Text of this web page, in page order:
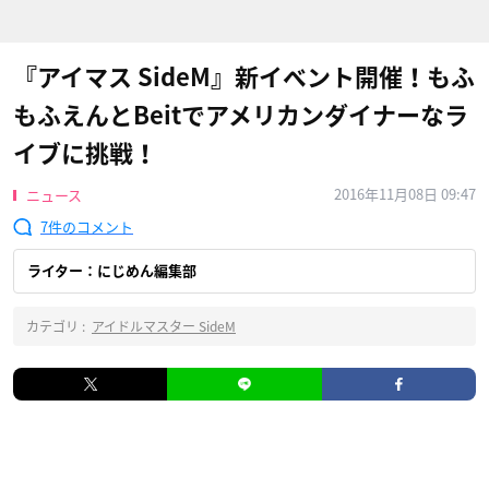
『アイマス SideM』新イベント開催！もふ
もふえんとBeitでアメリカンダイナーなラ
イブに挑戦！
ニュース
2016年11月08日 09:47
7
ライター：にじめん編集部
カテゴリ : アイドルマスター SideM